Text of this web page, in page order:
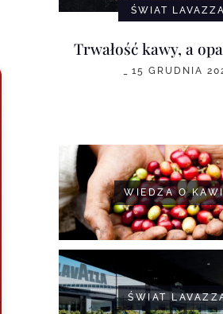
ŚWIAT LAVAZZA
Trwałość kawy, a
15 GRUDNIA
WIEDZA O
ŚWIAT